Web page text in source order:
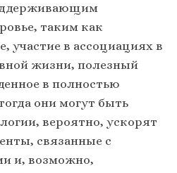
таким как
участие в ассоциациях в
жизни, полезный
в полностью
они могут быть
вероятно, ускорят
связанные с
и, возможно,